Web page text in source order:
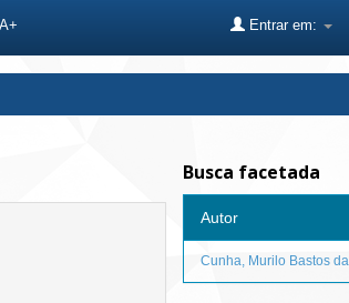
A+ Entrar em:
Busca facetada
Autor
Cunha, Murilo Bastos da